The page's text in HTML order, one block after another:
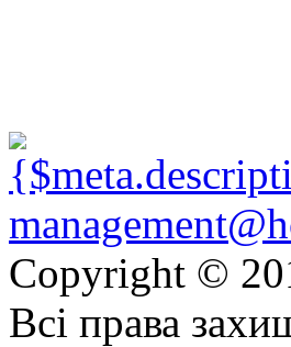
Copyright ©
Всі права